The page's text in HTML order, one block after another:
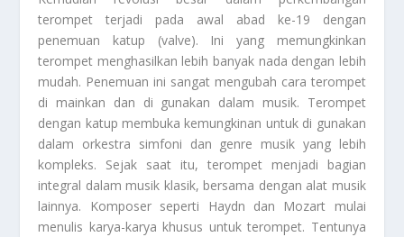
terompet terjadi pada awal abad ke-19 dengan
penemuan katup (valve). Ini yang memungkinkan
terompet menghasilkan lebih banyak nada dengan lebih
mudah. Penemuan ini sangat mengubah cara terompet
di mainkan dan di gunakan dalam musik. Terompet
dengan katup membuka kemungkinan untuk di gunakan
dalam orkestra simfoni dan genre musik yang lebih
kompleks. Sejak saat itu, terompet menjadi bagian
integral dalam musik klasik, bersama dengan alat musik
lainnya. Komposer seperti Haydn dan Mozart mulai
menulis karya-karya khusus untuk terompet. Tentunya